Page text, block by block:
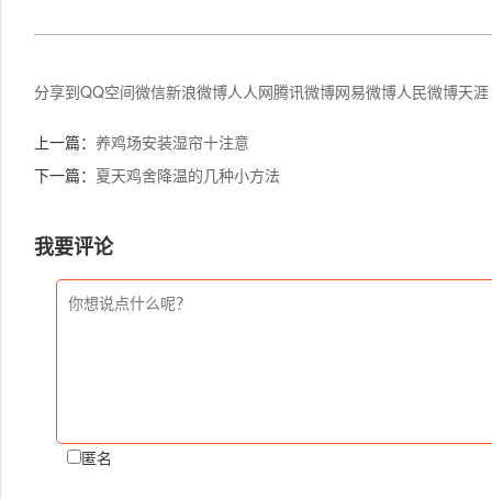
分享到QQ空间微信新浪微博人人网腾讯微博网易微博人民微博天涯
上一篇： 养鸡场安装湿帘十注意
下一篇： 夏天鸡舍降温的几种小方法
我要评论
匿名